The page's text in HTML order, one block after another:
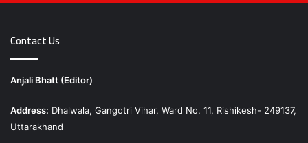
Contact Us
Anjali Bhatt (Editor)
Address: Dhalwala, Gangotri Vihar, Ward No. 11, Rishikesh- 249137,
Uttarakhand